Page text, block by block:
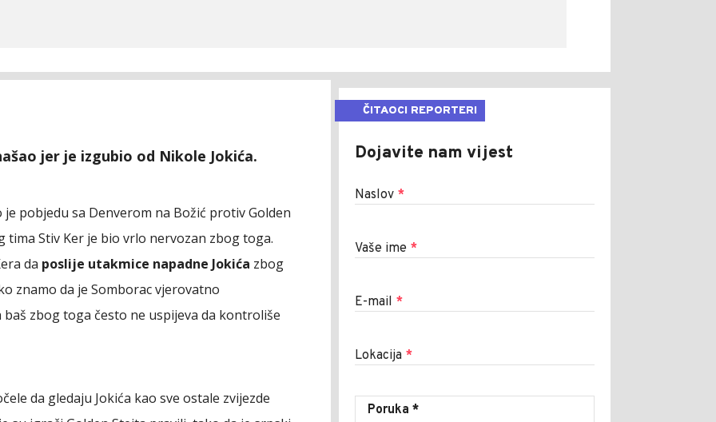
jer je izgubio od Nikole Jokića.
pobjedu sa Denverom na Božić protiv Golden
tima Stiv Ker je bio vrlo nervozan zbog toga.
da poslije utakmice napadne Jokića zbog
znamo da je Somborac vjerovatno
zbog toga često ne uspijeva da kontroliše
da gledaju Jokića kao sve ostale zvijezde
ČITAOCI REPORTERI
Dojavite nam vijest
Naslov *
Vaše ime *
E-mail *
Lokacija *